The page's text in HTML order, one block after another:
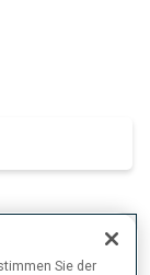
Sie der